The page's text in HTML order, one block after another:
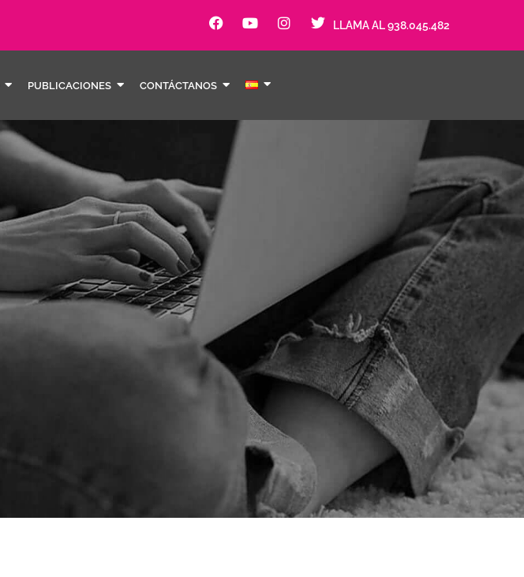
LLAMA AL 938.045.482
PUBLICACIONES CONTÁCTANOS